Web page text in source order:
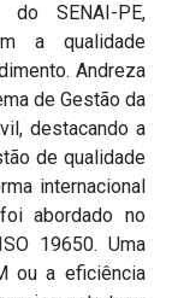
do SENAI-PE,
a qualidade
Andreza
de Gestão da
destacando a
de qualidade
internacional
abordado no
19650. Uma
ou a eficiência